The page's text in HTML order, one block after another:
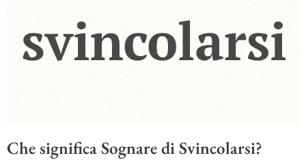
Che significa Sognare di Svincolarsi?